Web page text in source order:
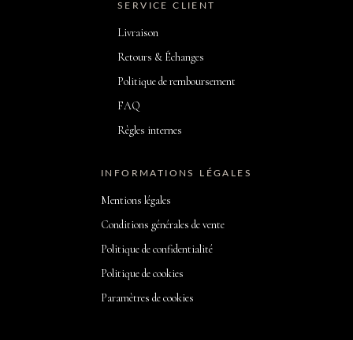
SERVICE CLIENT
Livraison
Retours & Échanges
Politique de remboursement
FAQ
Règles internes
INFORMATIONS LÉGALES
Mentions légales
Conditions générales de vente
Politique de confidentialité
Politique de cookies
Paramètres de cookies